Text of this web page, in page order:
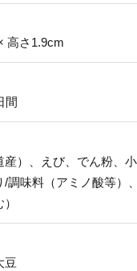
高さ1.9cm
間
産）、えび、でん粉、
/調味料（アミノ酸等）
豆